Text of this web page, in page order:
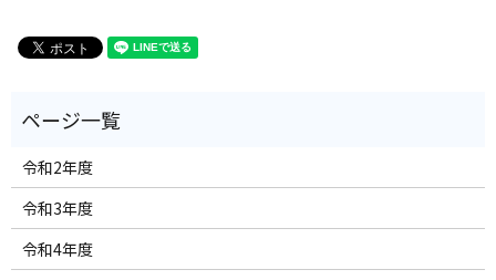
令和2年度
令和3年度
令和4年度